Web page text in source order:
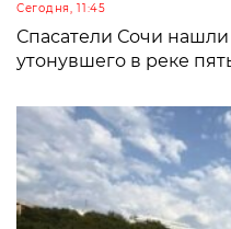
Сегодня, 11:45
Спасатели Сочи нашли
утонувшего в реке